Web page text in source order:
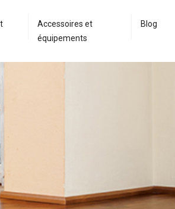
Accessoires et
équipements
Blog